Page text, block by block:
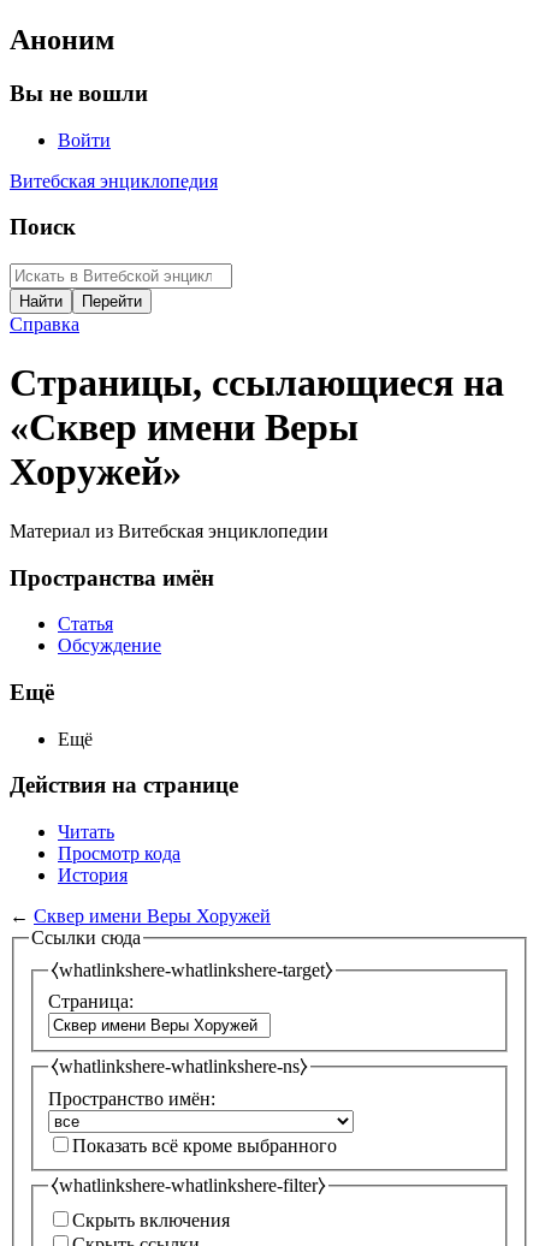
Аноним
Вы не вошли
Войти
Витебская энциклопедия
Поиск
Справка
Страницы, ссылающиеся на
«Сквер имени Веры
Хоружей»
Материал из Витебская энциклопедии
Пространства имён
Статья
Обсуждение
Ещё
Ещё
Действия на странице
Читать
Просмотр кода
История
← Сквер имени Веры Хоружей
Ссылки сюда
⧼whatlinkshere-whatlinkshere-target⧽
Страница:
⧼whatlinkshere-whatlinkshere-ns⧽
Пространство имён:
Показать всё кроме выбранного
⧼whatlinkshere-whatlinkshere-filter⧽
Скрыть включения